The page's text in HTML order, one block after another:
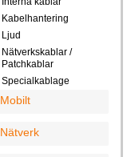
Kabelhantering
Ljud
Nätverkskablar /
Patchkablar
Specialkablage
Mobilt
Nätverk